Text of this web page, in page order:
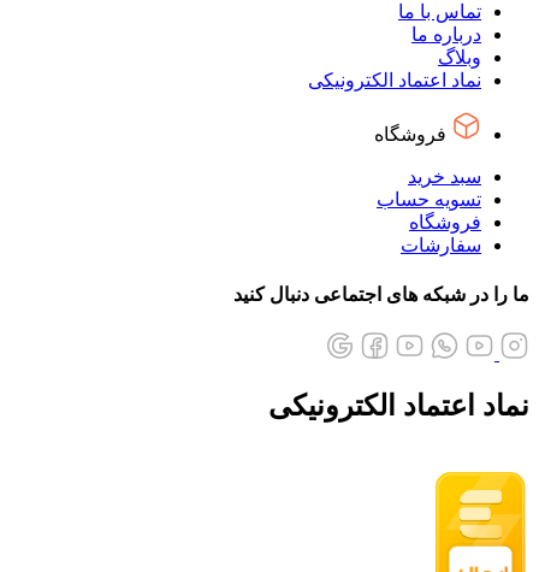
تماس با ما
درباره ما
وبلاگ
نماد اعتماد الکترونیکی
فروشگاه
سبد خرید
تسویه حساب
فروشگاه
سفارشات
ما را در شبکه های اجتماعی دنبال کنید
نماد اعتماد الکترونیکی